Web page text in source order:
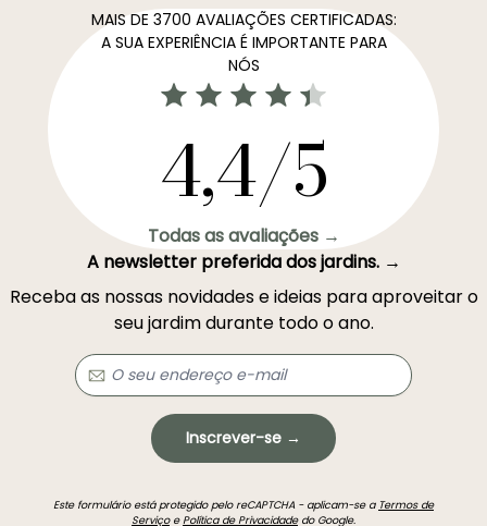
MAIS DE 3700 AVALIAÇÕES CERTIFICADAS:
A SUA EXPERIÊNCIA É IMPORTANTE PARA
NÓS
4,4/5
Todas as avaliações →
A newsletter preferida dos jardins. →
Receba as nossas novidades e ideias para aproveitar o
seu jardim durante todo o ano.
Inscrever-se →
Este formulário está protegido pelo reCAPTCHA - aplicam-se a Termos de
ServiçoePolítica de Privacidadedo Google.